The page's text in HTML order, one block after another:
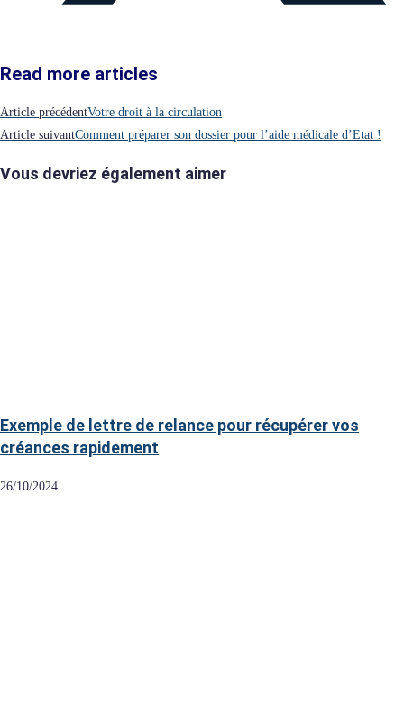
Read more articles
Article précédentVotre droit à la circulation
Article suivantComment préparer son dossier pour l’aide médicale d’Etat !
Vous devriez également aimer
Exemple de lettre de relance pour récupérer vos
créances rapidement
26/10/2024